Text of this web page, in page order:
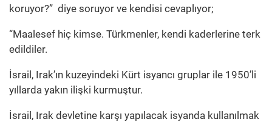
koruyor?” diye soruyor ve kendisi cevaplıyor;
“Maalesef hiç kimse. Türkmenler, kendi kaderlerine terk
edildiler.
İsrail, Irak’ın kuzeyindeki Kürt isyancı gruplar ile 1950’li
yıllarda yakın ilişki kurmuştur.
İsrail, Irak devletine karşı yapılacak isyanda kullanılmak